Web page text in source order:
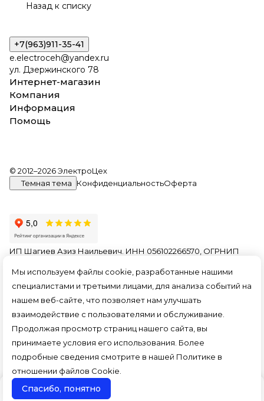
Назад к списку
Мы используем файлы cookie, разработанные нашими
специалистами и третьими лицами, для анализа событий на
нашем веб-сайте, что позволяет нам улучшать
взаимодействие с пользователями и обслуживание.
Продолжая просмотр страниц нашего сайта, вы
принимаете условия его использования. Более
подробные сведения смотрите в нашей Политике в
отношении файлов Cookie
Спасибо, понятно
+7(963)911-35-41
e.electroceh@yandex.ru
ул. Дзержинского 78
Интернет-магазин
Компания
Информация
Помощь
© 2012–2026 ЭлектроЦех
Темная тема
КонфиденциальностьОферта
ИП Шагиев Азиз Наильевич. ИНН 056102266570, ОГРНИП
применяютсярекомендательные технологии.
Все ресурсы сайта tlt.electroceh.ru, включая (но не
ограничиваясь) текстовую, графическую, фотографическую
и видео информацию, структуру, дизайн и оформление
страниц, доменное имя, фирменное наименование
являются объектами авторского права и прав на
интеллектуальную собственность, защищены российским
законодательством и международными соглашениями об
охране авторских прав.
Читать далее